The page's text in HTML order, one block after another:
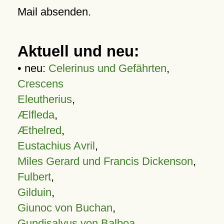
Mail absenden.
Aktuell und neu:
• neu: Celerinus und Gefährten,
Crescens
Eleutherius,
Ælfleda,
Æthelred,
Eustachius Avril,
Miles Gerard und Francis Dickenson,
Fulbert,
Gilduin,
Giunoc von Buchan,